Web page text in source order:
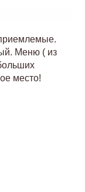
Меню ( из
место!